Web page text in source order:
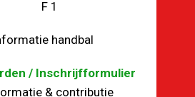
F 1
handbal
/ Inschrijfformulier
& contributie